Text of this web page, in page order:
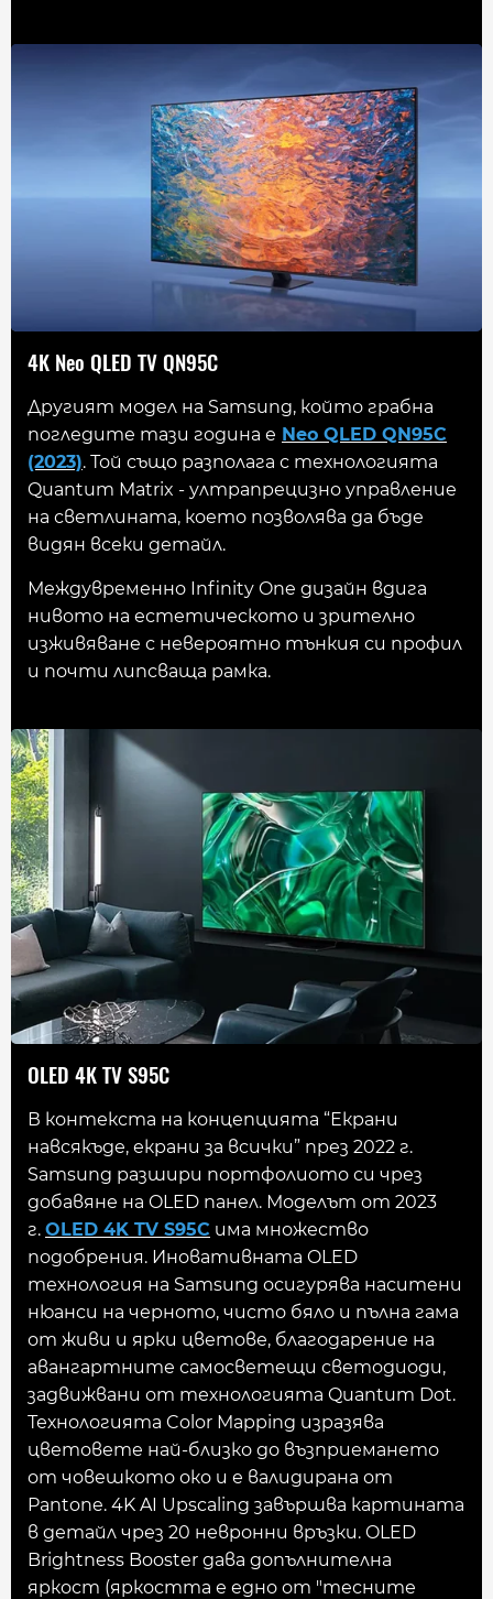
4K Neo QLED TV QN95C
Другият модел на Samsung, който грабна
погледите тази година е Neo QLED QN95C
(2023). Той също разполага с технологията
Quantum Matrix - ултрапрецизно управление
на светлината, което позволява да бъде
видян всеки детайл.
Междувременно Infinity One дизайн вдига
нивото на естетическото и зрително
изживяване с невероятно тънкия си профил
и почти липсваща рамка.
OLED 4K TV S95C
В контекста на концепцията “Екрани
навсякъде, екрани за всички” през 2022 г.
Samsung разшири портфолиото си чрез
добавяне на OLED панел. Моделът от 2023
г. OLED 4K TV S95C има множество
подобрения. Иновативната OLED
технология на Samsung осигурява наситени
нюанси на черното, чисто бяло и пълна гама
от живи и ярки цветове, благодарение на
авангартните самосветещи светодиоди,
задвижвани от технологията Quantum Dot.
Технологията Color Mapping изразява
цветовете най-близко до възприемането
от човешкото око и е валидирана от
Pantone. 4K AI Upscaling завършва картината
в детайл чрез 20 невронни връзки. OLED
Brightness Booster дава допълнителна
яркост (яркостта е едно от "тесните